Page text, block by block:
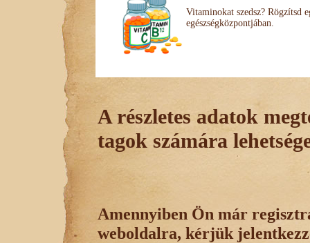
Vitaminokat szedsz? Rögzítsd
egészségközpontjában.
A részletes adatok
tagok számára
Amennyiben Ön már
weboldalra, kérjük